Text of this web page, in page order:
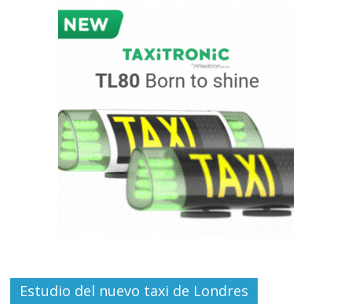
Estudio del nuevo taxi de Londres